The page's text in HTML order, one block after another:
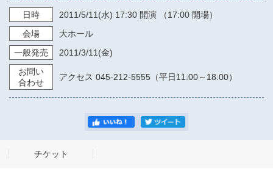
日時 2011/5/11 (水) 17:30 開演 （17:00 開場）
会場
大ホール
一般発売
2011/3/11 (金)
お問い
合わせ
アクセス 045-212-5555（平日11:00～18:00）
チケット